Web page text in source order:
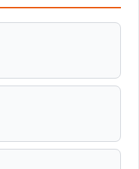
टैगोर की पुण्यतिथि पर की